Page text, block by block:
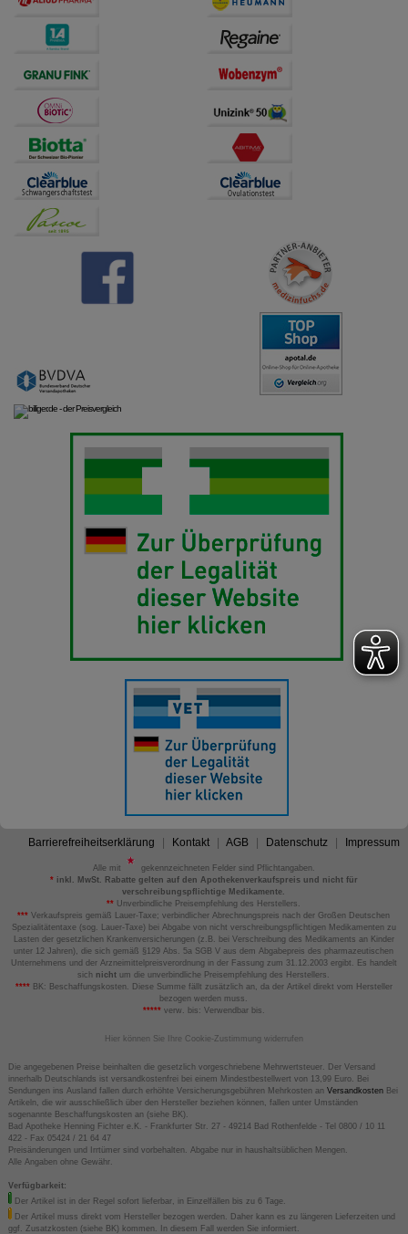
Barrierefreiheitserklärung Kontakt AGB Datenschutz Impressum
Alle mit
gekennzeichneten Felder sind Pflichtangaben.
*inkl. MwSt. Rabatte gelten auf den Apothekenverkaufspreis und nicht für
verschreibungspflichtige Medikamente.
** Unverbindliche Preisempfehlung des Herstellers.
*** Verkaufspreis gemäß Lauer-Taxe; verbindlicher Abrechnungspreis nach der Großen Deutschen
Spezialitätentaxe (sog. Lauer-Taxe) bei Abgabe von nicht verschreibungspflichtigen Medikamenten zu
Lasten der gesetzlichen Krankenversicherungen (z.B. bei Verschreibung des Medikaments an Kinder
unter 12 Jahren), die sich gemäß §129 Abs. 5a SGB V aus dem Abgabepreis des pharmazeutischen
Unternehmens und der Arzneimittelpreisverordnung in der Fassung zum 31.12.2003 ergibt. Es handelt
sich nicht um die unverbindliche Preisempfehlung des Herstellers.
****BK: Beschaffungskosten. Diese Summe fällt zusätzlich an, da der Artikel direkt vom Hersteller
bezogen werden muss.
*****verw. bis: Verwendbar bis.
Hier können Sie Ihre Cookie-Zustimmung widerrufen
Die angegebenen Preise beinhalten die gesetzlich vorgeschriebene Mehrwertsteuer. Der Versand
innerhalb Deutschlands ist versandkostenfrei bei einem Mindestbestellwert von 13,99 Euro. Bei
Sendungen ins Ausland fallen durch erhöhte Versicherungsgebühren Mehrkosten an VersandkostenBei
Artikeln, die wir ausschließlich über den Hersteller beziehen können, fallen unter Umständen
sogenannte Beschaffungskosten an (siehe BK).
Bad Apotheke Henning Fichter e.K. - Frankfurter Str. 27 - 49214 Bad Rothenfelde - Tel 0800 / 10 11
422 - Fax 05424 / 21 64 47
Preisänderungen und Irrtümer sind vorbehalten. Abgabe nur in haushaltsüblichen Mengen.
Alle Angaben ohne Gewähr.
Verfügbarkeit:
Der Artikel ist in der Regel sofort lieferbar, in Einzelfällen bis zu 6 Tage.
Der Artikel muss direkt vom Hersteller bezogen werden. Daher kann es zu längeren Lieferzeiten und
ggf. Zusatzkosten (siehe BK) kommen. In diesem Fall werden Sie informiert.